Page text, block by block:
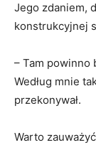
Jego zdaniem,
konstrukcyjnej
– Tam powinno
Według mnie
przekonywał.
Warto